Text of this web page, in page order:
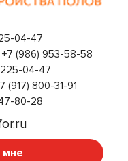
04-47
+7 (986) 953-58-58
04-47
(917) 800-31-91
80-28
мне